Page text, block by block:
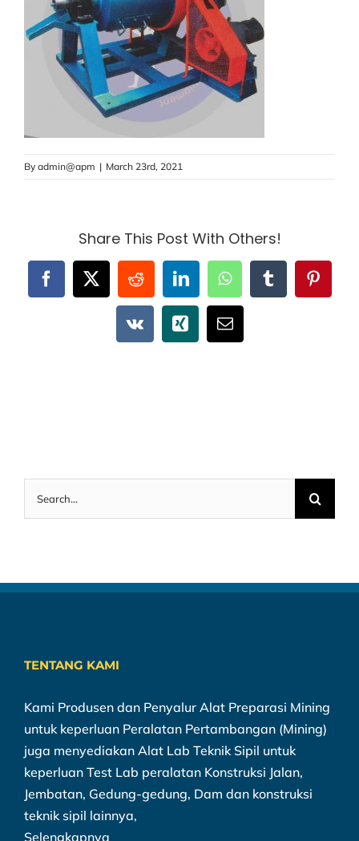
By admin@apm | March 23rd, 2021
Share This Post With Others!
Facebook
X RedditLinkedInWhatsAppTumblr
Vk Xing Email
TENTANG KAMI
Kami Produsen dan Penyalur Alat Preparasi Mining
untuk keperluan Peralatan Pertambangan (Mining)
juga menyediakan Alat Lab Teknik Sipil untuk
keperluan Test Lab peralatan Konstruksi Jalan,
Jembatan, Gedung-gedung, Dam dan konstruksi
teknik sipil lainnya,
Selengkapnya